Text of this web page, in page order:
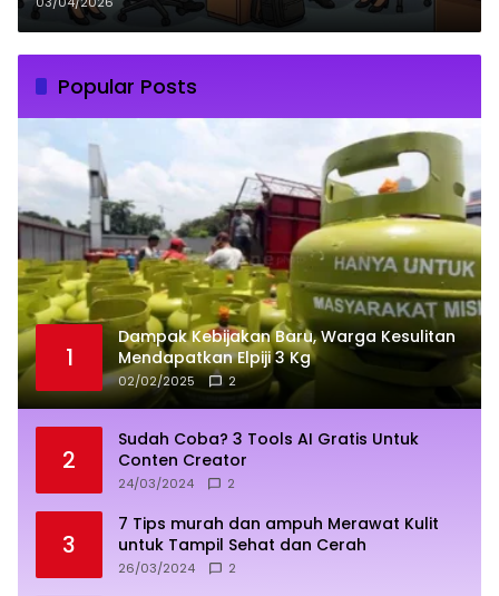
Popular Posts
1
Dampak Kebijakan Baru, Warga Kesulitan
Mendapatkan Elpiji 3 Kg
02/02/2025 2
2
Sudah Coba? 3 Tools AI Gratis Untuk
Conten Creator
24/03/2024 2
3
7 Tips murah dan ampuh Merawat Kulit
untuk Tampil Sehat dan Cerah
26/03/2024 2